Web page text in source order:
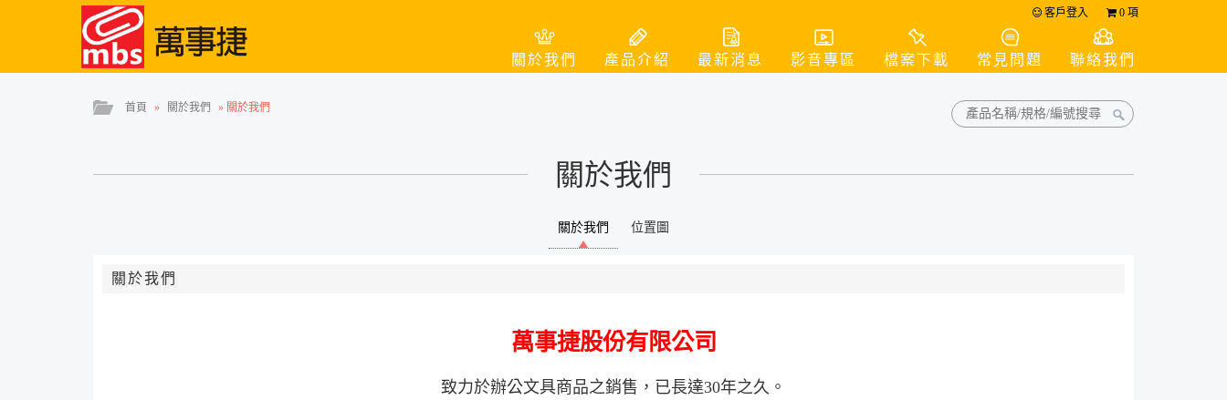
客戶登入 0 項
關於我們 產品介紹 最新消息 影音專區 檔案下載 常見問題 聯絡我們
首頁 » 關於我們 » 關於我們
關於我們
關於我們 位置圖
關於我們
萬事捷股份有限公司
致力於辦公文具商品之銷售，已長達30年之久。